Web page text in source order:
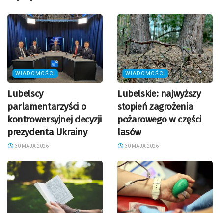
WIADOMOŚCI
Lubelscy
parlamentarzyści o
kontrowersyjnej decyzji
prezydenta Ukrainy
30 MAJA 2026
WIADOMOŚCI
Lubelskie: najwyższy
stopień zagrożenia
pożarowego w części
lasów
30 MAJA 2026